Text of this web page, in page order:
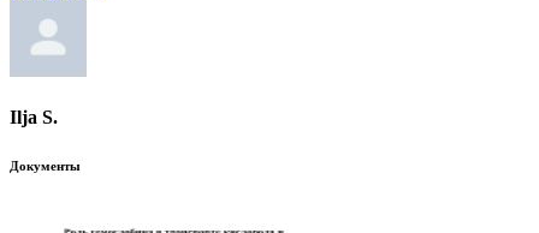
Ilja S.
Документы